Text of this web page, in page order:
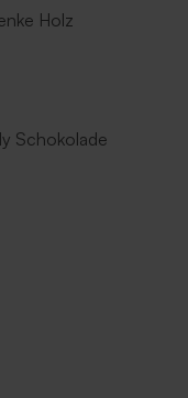
Holz
Schokolade